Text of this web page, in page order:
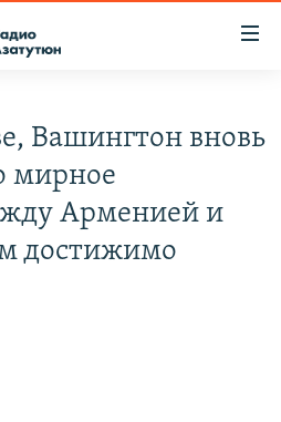
Вашингтон вновь
мирное
Арменией и
достижимо